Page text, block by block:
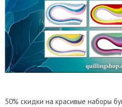
50% скидки на красивые наборы